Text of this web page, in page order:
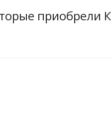
приобрели